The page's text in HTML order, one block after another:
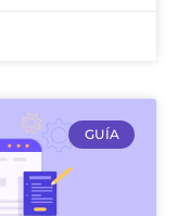
GUÍA